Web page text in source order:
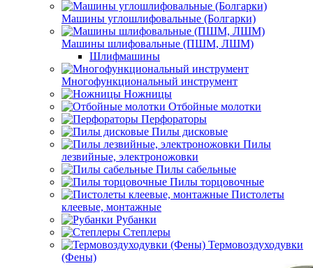
Машины углошлифовальные (Болгарки)
Машины шлифовальные (ПШМ, ЛШМ)
Шлифмашины
Многофункциональный инструмент
Ножницы
Отбойные молотки
Перфораторы
Пилы дисковые
Пилы
лезвийные, электроножовки
Пилы сабельные
Пилы торцовочные
Пистолеты
клеевые, монтажные
Рубанки
Степлеры
Термовоздуходувки
(Фены)